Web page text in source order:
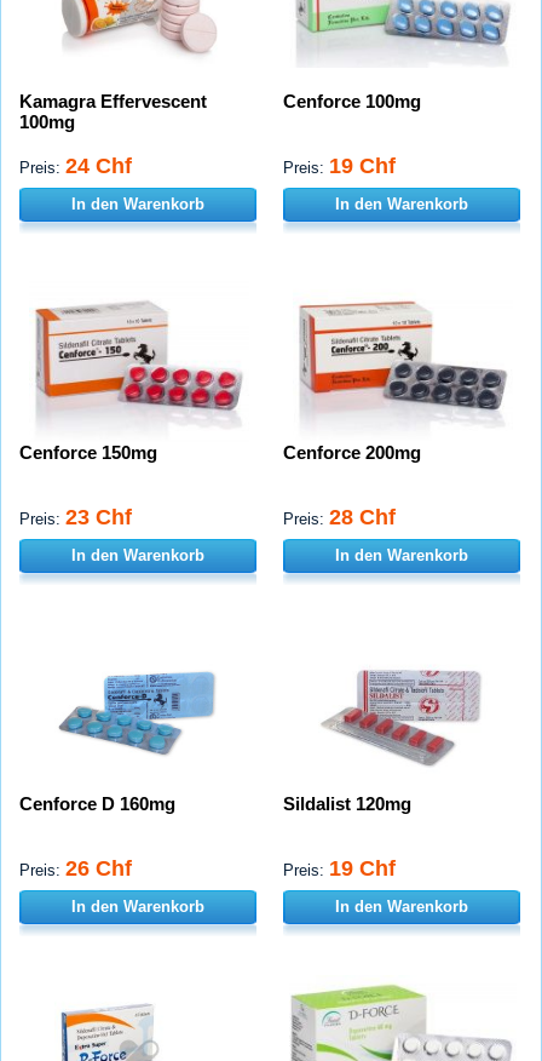
Kamagra Effervescent
100mg
Preis: 24 Chf
In den Warenkorb
Cenforce 100mg
Preis: 19 Chf
In den Warenkorb
Cenforce 150mg
Preis: 23 Chf
In den Warenkorb
Cenforce 200mg
Preis: 28 Chf
In den Warenkorb
Cenforce D 160mg
Preis: 26 Chf
In den Warenkorb
Sildalist 120mg
Preis: 19 Chf
In den Warenkorb